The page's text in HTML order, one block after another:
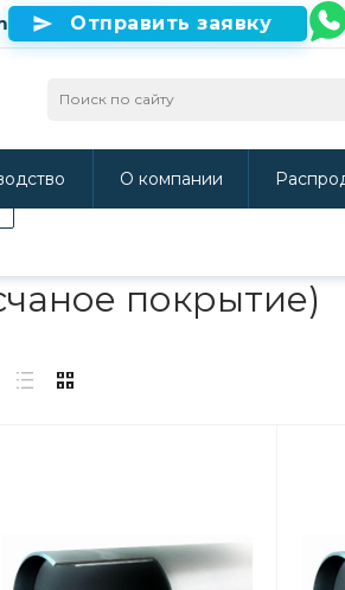
использовать наш сайт, то
Отправить заявку
О компании
покрытие)